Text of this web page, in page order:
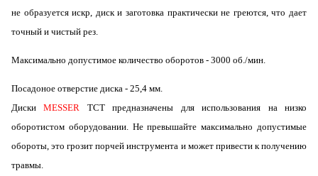
не образуется искр, диск и заготовка практически не греются, что дает
точный и чистый рез.
Максимально допустимое количество оборотов - 3000 об./мин.
Посадоное отверстие диска - 25,4 мм.
ДискиMESSER ТСТпредназначены для использования на низко
оборотистом оборудовании. Не превышайте максимально допустимые
обороты, это грозит порчей инструмента и может привести к получению
травмы.